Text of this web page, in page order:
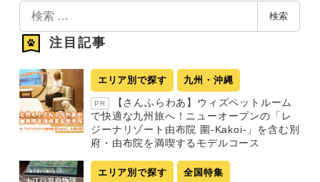
検
索
検索
注目記事
エリア別で探す 九州・沖縄
PR
【さんふらわあ】ウィズペットルーム
で快適な九州旅へ！ニューオープンの「レ
ジーナリゾート由布院 圍-Kakoi-」を含む別
府・由布院を満喫するモデルコース
エリア別で探す 全国特集